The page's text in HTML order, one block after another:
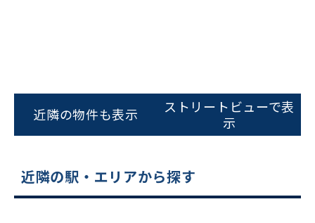
近隣の物件も表示
ストリートビューで表
示
近隣の駅・エリアから探す